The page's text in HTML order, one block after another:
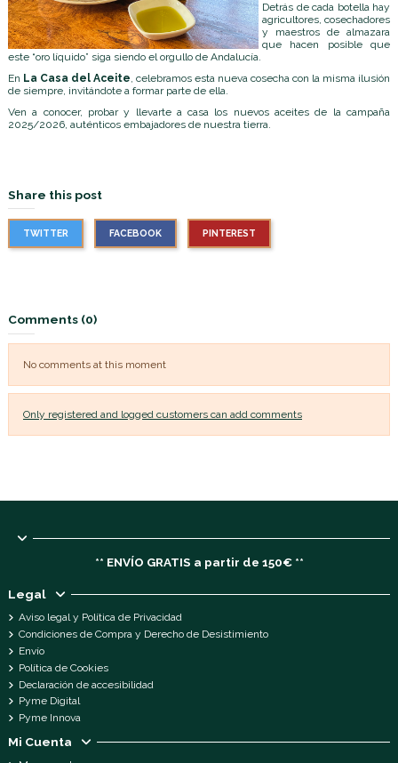
Detrás de cada botella hay
agricultores, cosechadores
y maestros de almazara
que hacen posible que
este “oro líquido” siga siendo el orgullo de Andalucía.
En La Casa del Aceite, celebramos esta nueva cosecha con la misma ilusión
de siempre, invitándote a formar parte de ella.
Ven a conocer, probar y llevarte a casa los nuevos aceites de la campaña
2025/2026, auténticos embajadores de nuestra tierra.
Share this post
TWITTER FACEBOOK PINTEREST
Comments (0)
No comments at this moment
Only registered and logged customers can add comments
** ENVÍO GRATIS a partir de 150€ **
Legal
Aviso legal y Política de Privacidad
Condiciones de Compra y Derecho de Desistimiento
Envío
Política de Cookies
Declaración de accesibilidad
Pyme Digital
Pyme Innova
Mi Cuenta